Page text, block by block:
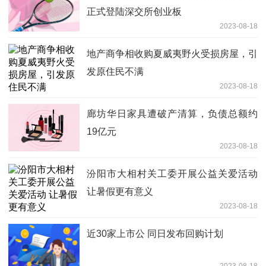
正式登陆深交所创业板
2023-08-18
地产商争相收购夏威夷野火受损房屋，引
发原住民不满
2023-08-18
廊坊华日家具遭破产清算，负债总额约
19亿元
2023-08-18
汾阳市大相村关工委开展公益关爱活动
让暑假更有意义
2023-08-18
近30家上市公 同日发布回购计划